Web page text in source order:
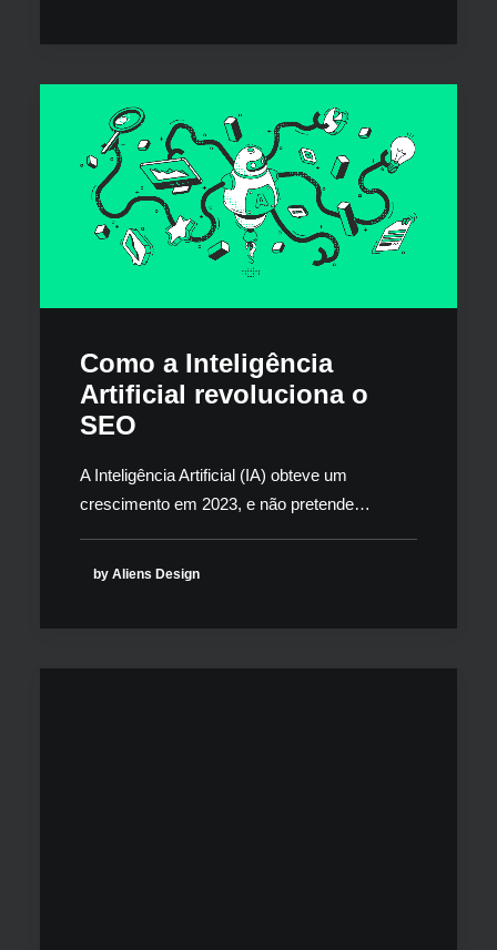
Como a Inteligência
Artificial revoluciona o
SEO
A Inteligência Artificial (IA) obteve um
crescimento em 2023, e não pretende…
by Aliens Design